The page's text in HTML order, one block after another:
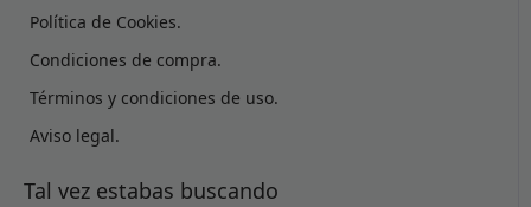
Política de Cookies.
Condiciones de compra.
Términos y condiciones de uso.
Aviso legal.
Tal vez estabas buscando